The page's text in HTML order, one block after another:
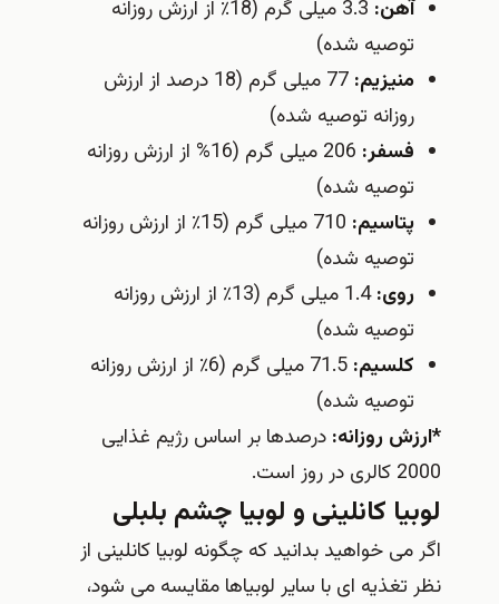
آهن:
3.3 میلی گرم (18٪ از ارزش روزانه
توصیه شده)
منیزیم:
77 میلی گرم (18 درصد از ارزش
روزانه توصیه شده)
فسفر:
206 میلی گرم (16% از ارزش روزانه
توصیه شده)
پتاسیم:
710 میلی گرم (15٪ از ارزش روزانه
توصیه شده)
روی:
1.4 میلی گرم (13٪ از ارزش روزانه
توصیه شده)
کلسیم:
71.5 میلی گرم (6٪ از ارزش روزانه
توصیه شده)
*ارزش روزانه: درصدها بر اساس رژیم غذایی
2000 کالری در روز است.
لوبیا کانلینی و لوبیا چشم بلبلی
اگر می‌ خواهید بدانید که چگونه لوبیا کانلینی از
نظر تغذیه‌ ای با سایر لوبیاها مقایسه می‌ شود،